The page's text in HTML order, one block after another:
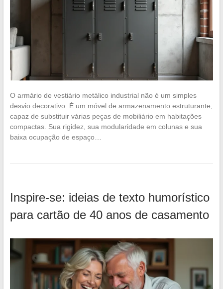
O armário de vestiário metálico industrial não é um simples
desvio decorativo. É um móvel de armazenamento estruturante,
capaz de substituir várias peças de mobiliário em habitações
compactas. Sua rigidez, sua modularidade em colunas e sua
baixa ocupação de espaço…
Inspire-se: ideias de texto humorístico
para cartão de 40 anos de casamento